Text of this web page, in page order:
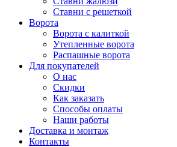
Ставни с решеткой
Ворота
Ворота с калиткой
Утепленные ворота
Распашные ворота
Для покупателей
О нас
Скидки
Как заказать
Способы оплаты
Наши работы
Доставка и монтаж
Контакты